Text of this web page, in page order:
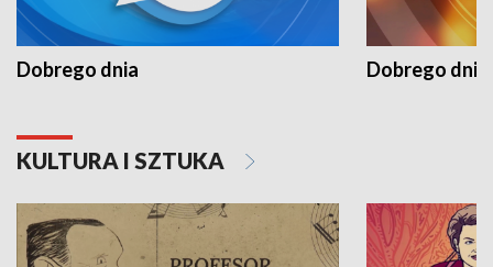
Dobrego dnia Dobrego dnia
KULTURA I SZTUKA